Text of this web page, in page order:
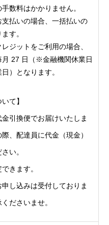
数料はかかりません。
払いの場合、⼀括払いの
す。
ジットをご利⽤の場合、
⽉ 27 ⽇（※⾦融機関休業⽇
）となります。
て】
金引換便でお届けいたしま
、配達員に代金（現金）
い。
きます。
し込みは受付しておりま
ださいませ。